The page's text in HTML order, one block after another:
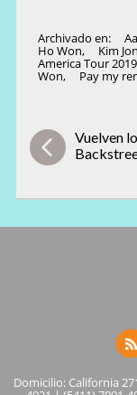
Archivado en:
Ho Won, Kim
America Tour
Won, Pay my
Vuelven
Domicilio: California